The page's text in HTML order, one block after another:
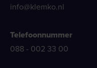
info@klemko.nl
Telefoonnummer
088 - 002 33 00